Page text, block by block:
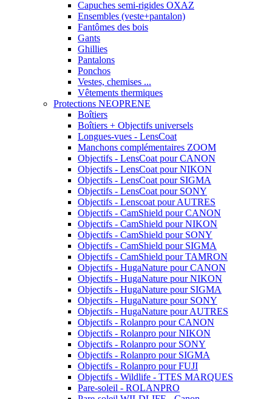
Capuches semi-rigides OXAZ
Ensembles (veste+pantalon)
Fantômes des bois
Gants
Ghillies
Pantalons
Ponchos
Vestes, chemises ...
Vêtements thermiques
Protections NEOPRENE
Boîtiers
Boîtiers + Objectifs universels
Longues-vues - LensCoat
Manchons complémentaires ZOOM
Objectifs - LensCoat pour CANON
Objectifs - LensCoat pour NIKON
Objectifs - LensCoat pour SIGMA
Objectifs - LensCoat pour SONY
Objectifs - Lenscoat pour AUTRES
Objectifs - CamShield pour CANON
Objectifs - CamShield pour NIKON
Objectifs - CamShield pour SONY
Objectifs - CamShield pour SIGMA
Objectifs - CamShield pour TAMRON
Objectifs - HugaNature pour CANON
Objectifs - HugaNature pour NIKON
Objectifs - HugaNature pour SIGMA
Objectifs - HugaNature pour SONY
Objectifs - HugaNature pour AUTRES
Objectifs - Rolanpro pour CANON
Objectifs - Rolanpro pour NIKON
Objectifs - Rolanpro pour SONY
Objectifs - Rolanpro pour SIGMA
Objectifs - Rolanpro pour FUJI
Objectifs - Wildlife - TTES MARQUES
Pare-soleil - ROLANPRO